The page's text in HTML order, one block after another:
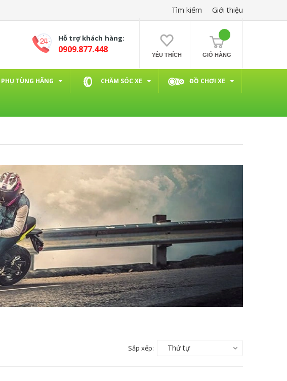
Tìm kiếm Giới thiệu
Hỗ trợ khách hàng:
0909.877.448 YÊU THÍCH GIỎ HÀNG
PHỤ TÙNG HÃNG CHĂM SÓC XE ĐỒ CHƠI XE
Sắp xếp: Thứ tự